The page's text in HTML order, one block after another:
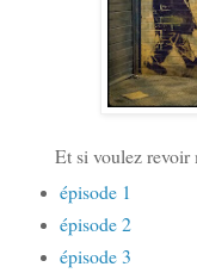
Et si voulez revoir
épisode 1
épisode 2
épisode 3